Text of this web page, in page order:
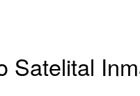
Satelital